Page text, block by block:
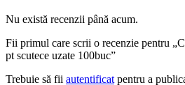
Nu există recenzii până acum.
Fii primul care scrii o recenzie pentru
pt scutece uzate 100buc”
Trebuie să fii autentificat pentru a